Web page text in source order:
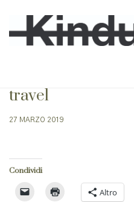
travel
27 MARZO 2019
Condividi
Altro